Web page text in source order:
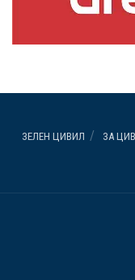
ЗЕЛЕН ЦИВИЛ ЗА